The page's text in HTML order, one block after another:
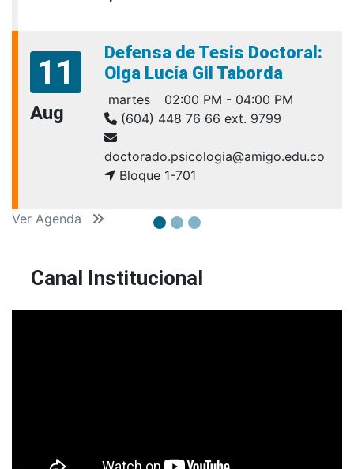
11
Aug
Defensa de Tesis Doctoral:
Olga Lucía Gil Taborda
martes
02:00 PM - 04:00 PM
(604) 448 76 66 ext. 9799
doctorado.psicologia@amigo.edu.co
Bloque 1-701
Ver Agenda
Canal Institucional